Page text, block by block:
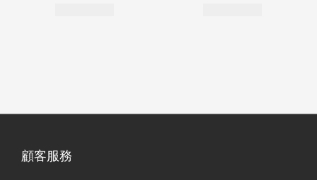
顧客服務